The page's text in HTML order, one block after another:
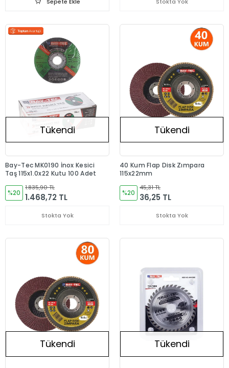
Tükendi
Bay-Tec MK0190 İnox Kesici
Taş 115x1.0x22 Kutu 100 Adet
%20
1.835,90 TL
1.468,72 TL
Stokta Yok
Tükendi
40 Kum Flap Disk Zımpara
115x22mm
%20
45,31 TL
36,25 TL
Stokta Yok
Tükendi Tükendi